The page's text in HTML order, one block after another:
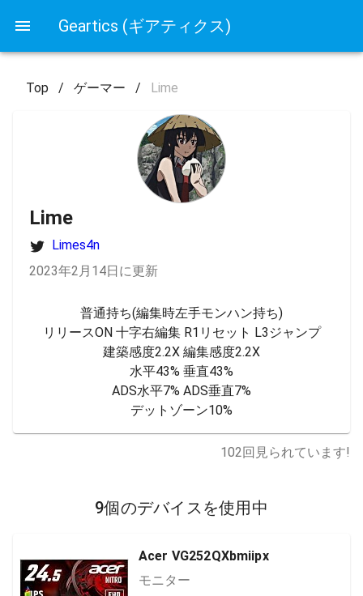
Geartics (ギアティクス)
Top / ゲーマー / Lime
Lime
Limes4n
2023年2月14日に更新
普通持ち(編集時左手モンハン持ち)
リリースON 十字右編集 R1リセット L3ジャンプ
建築感度2.2X 編集感度2.2X
水平43% 垂直43%
ADS水平7% ADS垂直7%
デットゾーン10%
102回見られています!
9個のデバイスを使用中
Acer VG252QXbmiipx
モニター